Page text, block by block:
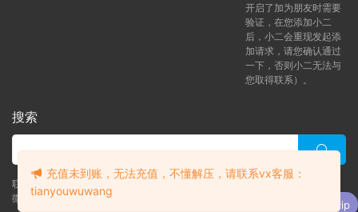
开启了加为朋友时需要
验证，在您添加小二
后，小二会重现发起添
加请求，请您确认通过
一下，否则小二无法与
您取得联系）。
搜索
联系客服 (添加后告诉客服-来自熊人族咨询问题)
微信客服（tianyouwuwang）
充值未到账，无法充值，不懂解压，请联系vx客服：
tianyouwuwang